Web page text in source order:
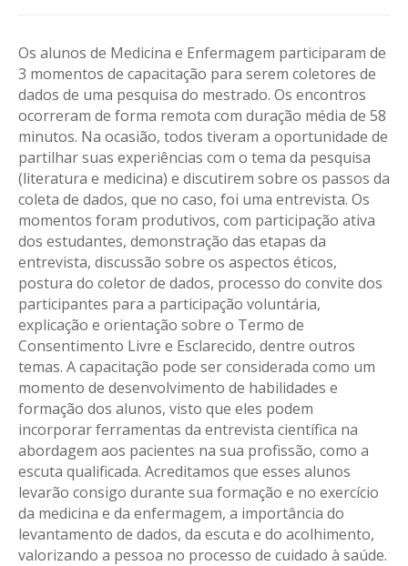
Os alunos de Medicina e Enfermagem participaram de
3 momentos de capacitação para serem coletores de
dados de uma pesquisa do mestrado. Os encontros
ocorreram de forma remota com duração média de 58
minutos. Na ocasião, todos tiveram a oportunidade de
partilhar suas experiências com o tema da pesquisa
(literatura e medicina) e discutirem sobre os passos da
coleta de dados, que no caso, foi uma entrevista. Os
momentos foram produtivos, com participação ativa
dos estudantes, demonstração das etapas da
entrevista, discussão sobre os aspectos éticos,
postura do coletor de dados, processo do convite dos
participantes para a participação voluntária,
explicação e orientação sobre o Termo de
Consentimento Livre e Esclarecido, dentre outros
temas. A capacitação pode ser considerada como um
momento de desenvolvimento de habilidades e
formação dos alunos, visto que eles podem
incorporar ferramentas da entrevista científica na
abordagem aos pacientes na sua profissão, como a
escuta qualificada. Acreditamos que esses alunos
levarão consigo durante sua formação e no exercício
da medicina e da enfermagem, a importância do
levantamento de dados, da escuta e do acolhimento,
valorizando a pessoa no processo de cuidado à saúde.